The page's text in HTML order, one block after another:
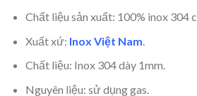
Chất liệu sản xuất: 100% inox 304
Xuất xứ: Inox Việt Nam
Chất liệu: Inox 304 dày 1mm.
Nguyên liệu: sử dụng gas.